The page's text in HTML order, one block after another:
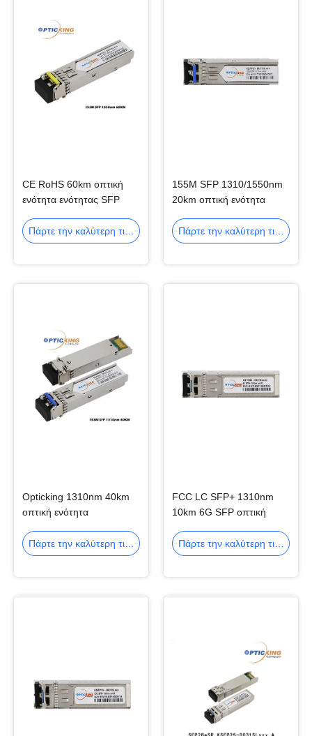
CE RoHS 60km οπτική
ενότητα ενότητας SFP
SFP
Πάρτε την καλύτερη τιμή
155M SFP 1310/1550nm
20km οπτική ενότητα
Πάρτε την καλύτερη τιμή
Opticking 1310nm 40km
οπτική ενότητα
SFP
Πάρτε την καλύτερη τιμή
FCC LC SFP+ 1310nm
10km 6G SFP οπτική
Πάρτε την καλύτερη τιμή